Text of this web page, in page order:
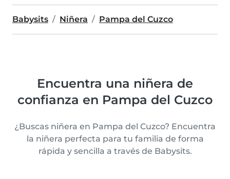
Babysits Niñera Pampa del Cuzco
Encuentra una niñera de
confianza en Pampa del Cuzco
¿Buscas niñera en Pampa del Cuzco? Encuentra
la niñera perfecta para tu familia de forma
rápida y sencilla a través de Babysits.